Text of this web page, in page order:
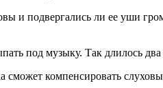
и подвергались ли ее уши
под музыку. Так длилось
компенсировать